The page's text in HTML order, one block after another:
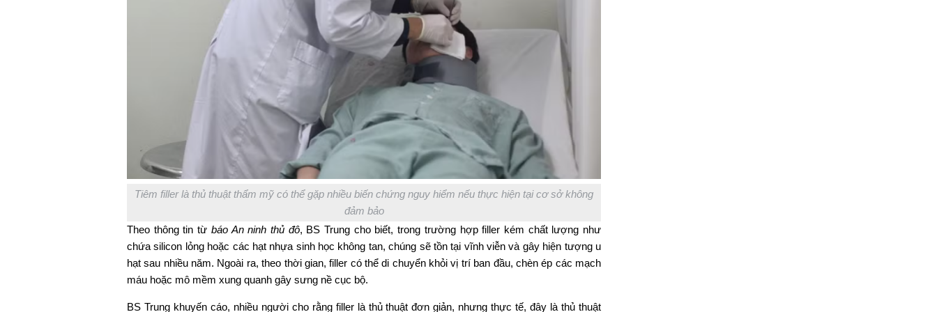
Tiêm filler là thủ thuật thẩm mỹ có thể gặp nhiều biến chứng nguy hiểm nếu thực hiện tại cơ sở không
đảm bảo
Theo thông tin từ báo An ninh thủ đô, BS Trung cho biết, trong trường hợp filler kém chất lượng như
chứa silicon lỏng hoặc các hạt nhựa sinh học không tan, chúng sẽ tồn tại vĩnh viễn và gây hiện tượng u
hạt sau nhiều năm. Ngoài ra, theo thời gian, filler có thể di chuyển khỏi vị trí ban đầu, chèn ép các mạch
máu hoặc mô mềm xung quanh gây sưng nề cục bộ.
BS Trung khuyến cáo, nhiều người cho rằng filler là thủ thuật đơn giản, nhưng thực tế, đây là thủ thuật